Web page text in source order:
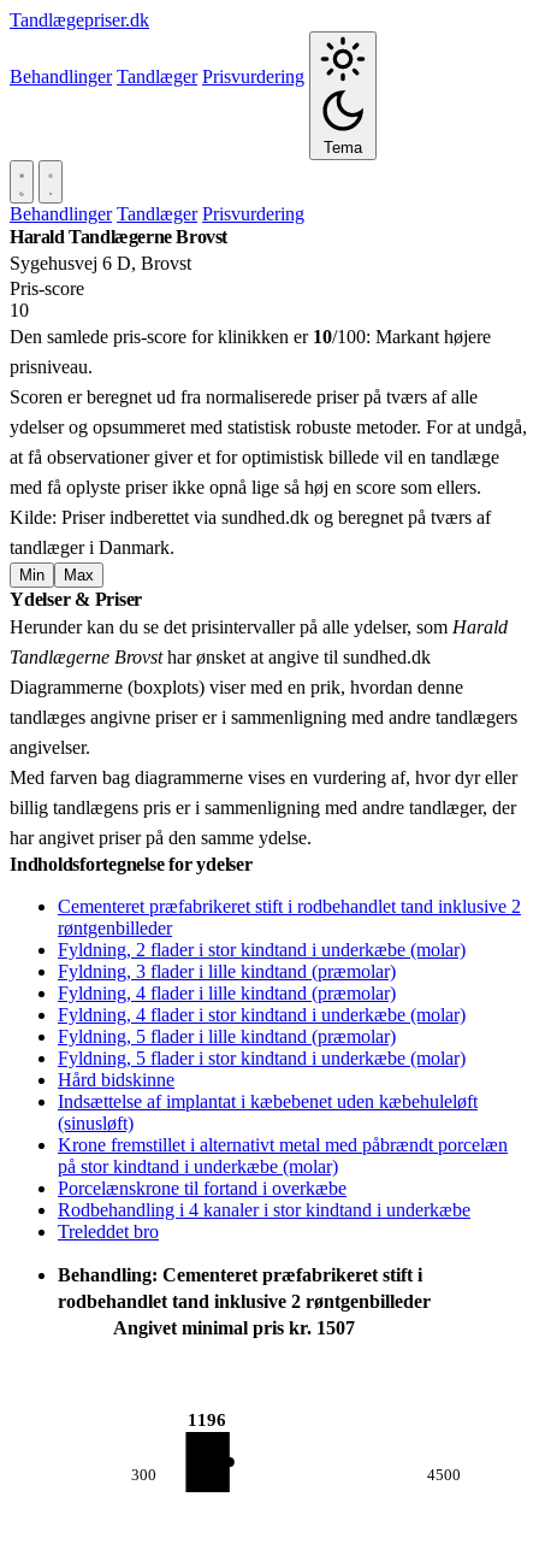
Tandlægepriser.dk
Behandlinger Tandlæger Prisvurdering
Tema
Behandlinger Tandlæger Prisvurdering
Harald Tandlægerne Brovst
Sygehusvej 6 D, Brovst
Pris‑score
10
Den samlede pris-score for klinikken er 10/100: Markant højere
prisniveau.
Scoren er beregnet ud fra normaliserede priser på tværs af alle
ydelser og opsummeret med statistisk robuste metoder. For at undgå,
at få observationer giver et for optimistisk billede vil en tandlæge
med få oplyste priser ikke opnå lige så høj en score som ellers.
Kilde: Priser indberettet via sundhed.dk og beregnet på tværs af
tandlæger i Danmark.
Min Max
+
−
Ydelser & Priser
Herunder kan du se det prisintervaller på alle ydelser, som Harald
Tandlægerne Brovsthar ønsket at angive til sundhed.dk
Diagrammerne (boxplots) viser med en prik, hvordan denne
tandlæges angivne priser er i sammenligning med andre tandlægers
angivelser.
Med farven bag diagrammerne vises en vurdering af, hvor dyr eller
billig tandlægens pris er i sammenligning med andre tandlæger, der
har angivet priser på den samme ydelse.
Indholdsfortegnelse for ydelser
Cementeret præfabrikeret stift i rodbehandlet tand inklusive 2
røntgenbilleder
Fyldning, 2 flader i stor kindtand i underkæbe (molar)
Fyldning, 3 flader i lille kindtand (præmolar)
Fyldning, 4 flader i lille kindtand (præmolar)
Fyldning, 4 flader i stor kindtand i underkæbe (molar)
Fyldning, 5 flader i lille kindtand (præmolar)
Fyldning, 5 flader i stor kindtand i underkæbe (molar)
Hård bidskinne
Indsættelse af implantat i kæbebenet uden kæbehuleløft
(sinusløft)
Krone fremstillet i alternativt metal med påbrændt porcelæn
på stor kindtand i underkæbe (molar)
Porcelænskrone til fortand i overkæbe
Rodbehandling i 4 kanaler i stor kindtand i underkæbe
Treleddet bro
Behandling: Cementeret præfabrikeret stift i
rodbehandlet tand inklusive 2 røntgenbilleder
Angivet minimal pris kr. 1507
300
1196
4500